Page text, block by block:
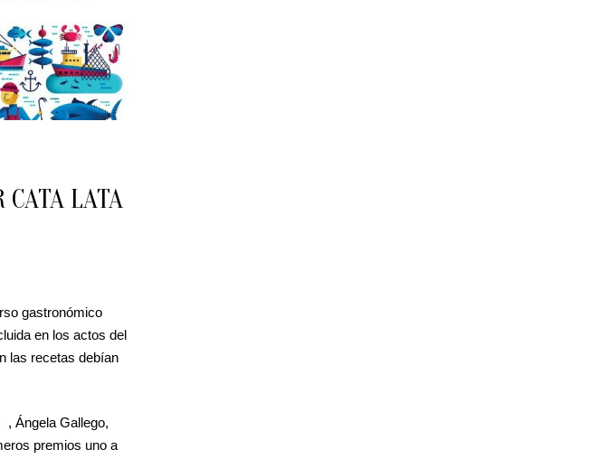
CATA LATA
gastronómico
en los actos del
las recetas debían
, Ángela Gallego,
premios uno a